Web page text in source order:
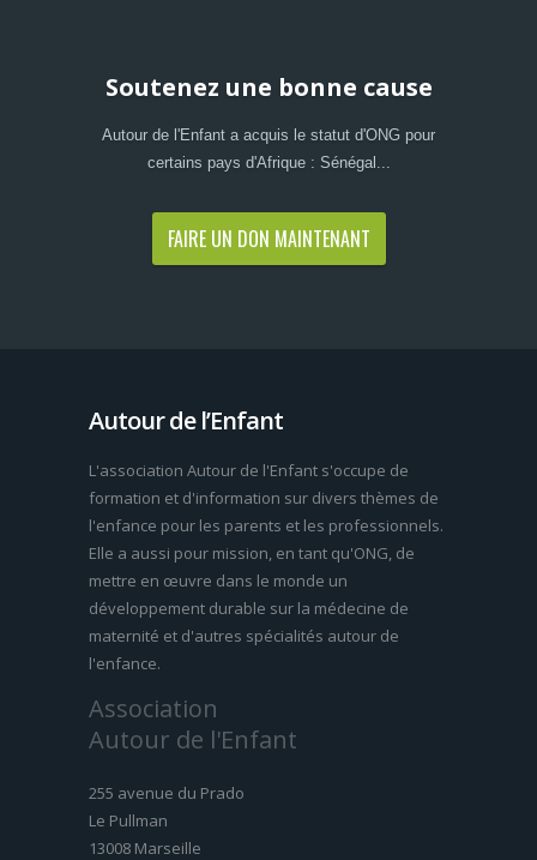
Soutenez une bonne cause
Autour de l'Enfant a acquis le statut d'ONG pour
certains pays d'Afrique : Sénégal...
FAIRE UN DON MAINTENANT
Autour de l’Enfant
L'association Autour de l'Enfant s'occupe de
formation et d'information sur divers thèmes de
l'enfance pour les parents et les professionnels.
Elle a aussi pour mission, en tant qu'ONG, de
mettre en œuvre dans le monde un
développement durable sur la médecine de
maternité et d'autres spécialités autour de
l'enfance.
Association
Autour de l'Enfant
255 avenue du Prado
Le Pullman
13008 Marseille